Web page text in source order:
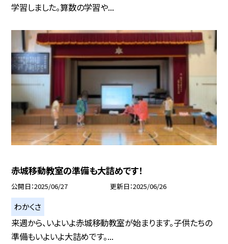
学習しました。算数の学習や...
赤城移動教室の準備も大詰めです！
公開日 2025/06/27 更新日 2025/06/26
わかくさ
来週から、いよいよ赤城移動教室が始まります。子供たちの
準備もいよいよ大詰めです。...